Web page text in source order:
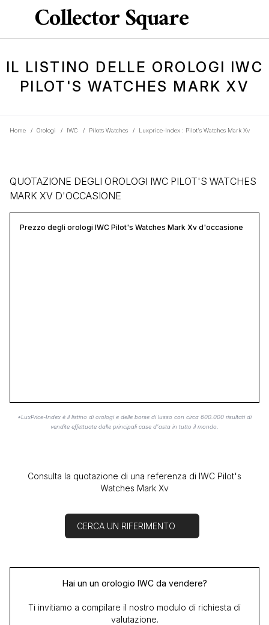
IL LISTINO DELLE OROLOGI IWC
PILOT'S WATCHES MARK XV
Home / Orologi / IWC / Pilot’s Watches / Luxprice-Index : Pilot's Watches Mark Xv
QUOTAZIONE DEGLI OROLOGI IWC PILOT'S WATCHES
MARK XV D'OCCASIONE
Prezzo degli orologi IWC Pilot's Watches Mark Xv d'occasione
*LuxPrice-Index è il listino di orologi e delle borse di lusso con circa 600.000 risultati di
vendite effettuate dalle principali case d'asta in tutto il mondo.
Consulta la quotazione di una referenza di IWC Pilot's
Watches Mark Xv
CERCA UN RIFERIMENTO
Hai un un orologio IWC da vendere?
Ti invitiamo a compilare il nostro modulo di richiesta di
valutazione.